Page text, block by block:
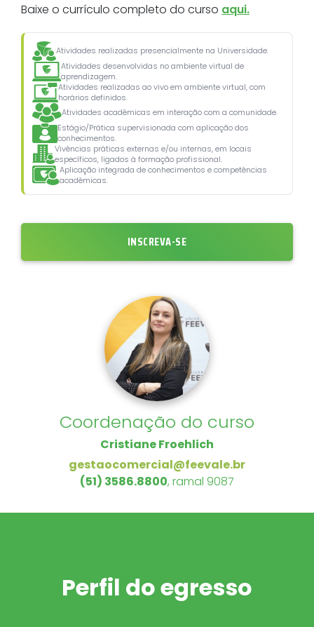
Baixe o currículo completo do curso aqui.
Atividades realizadas presencialmente na Universidade.
Atividades desenvolvidas no ambiente virtual de
aprendizagem.
Atividades realizadas ao vivo em ambiente virtual, com
horários definidos.
Atividades acadêmicas em interação com a comunidade.
Estágio/Prática supervisionada com aplicação dos
conhecimentos.
Vivências práticas externas e/ou internas, em locais
específicos, ligados à formação profissional.
Aplicação integrada de conhecimentos e competências
acadêmicas.
INSCREVA-SE
Coordenação do curso
Cristiane Froehlich
gestaocomercial@feevale.br
(51) 3586.8800, ramal 9087
Perfil do egresso